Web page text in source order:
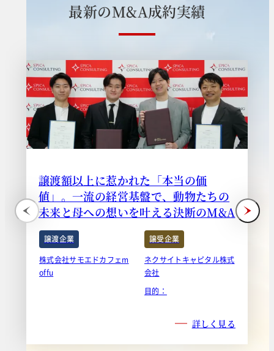
最新のM&A成約実績
譲渡額以上に惹かれた「本当の価
値」。一流の経営基盤で、動物たちの
未来と母への想いを叶える決断のM&A
譲渡企業
譲受企業
株式会社サモエドカフェm
offu
ネクサイトキャピタル株式
会社
目的：
詳しく見る